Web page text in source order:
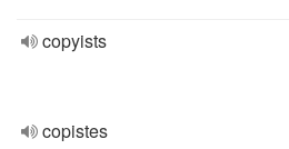
copyists
copistes